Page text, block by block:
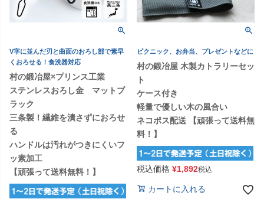
V字に並んだ刃と曲面のおろし部で素早
くおろせる！食洗器対応
村の鍛冶屋×プリンス工業
ステンレスおろし金 マットブ
ラック
三条製！繊維を潰さずにおろせ
る
ハンドルは汚れがつきにくいフ
ッ素加工
【頑張って送料無料！】
ピクニック、お弁当、プレゼントなどに
村の鍛冶屋 木製カトラリーセッ
ト
ケース付き
軽量で優しい木の風合い
ネコポス配送 【頑張って送料無
料！】
税込価格 ¥1,892税込
カートに入れる